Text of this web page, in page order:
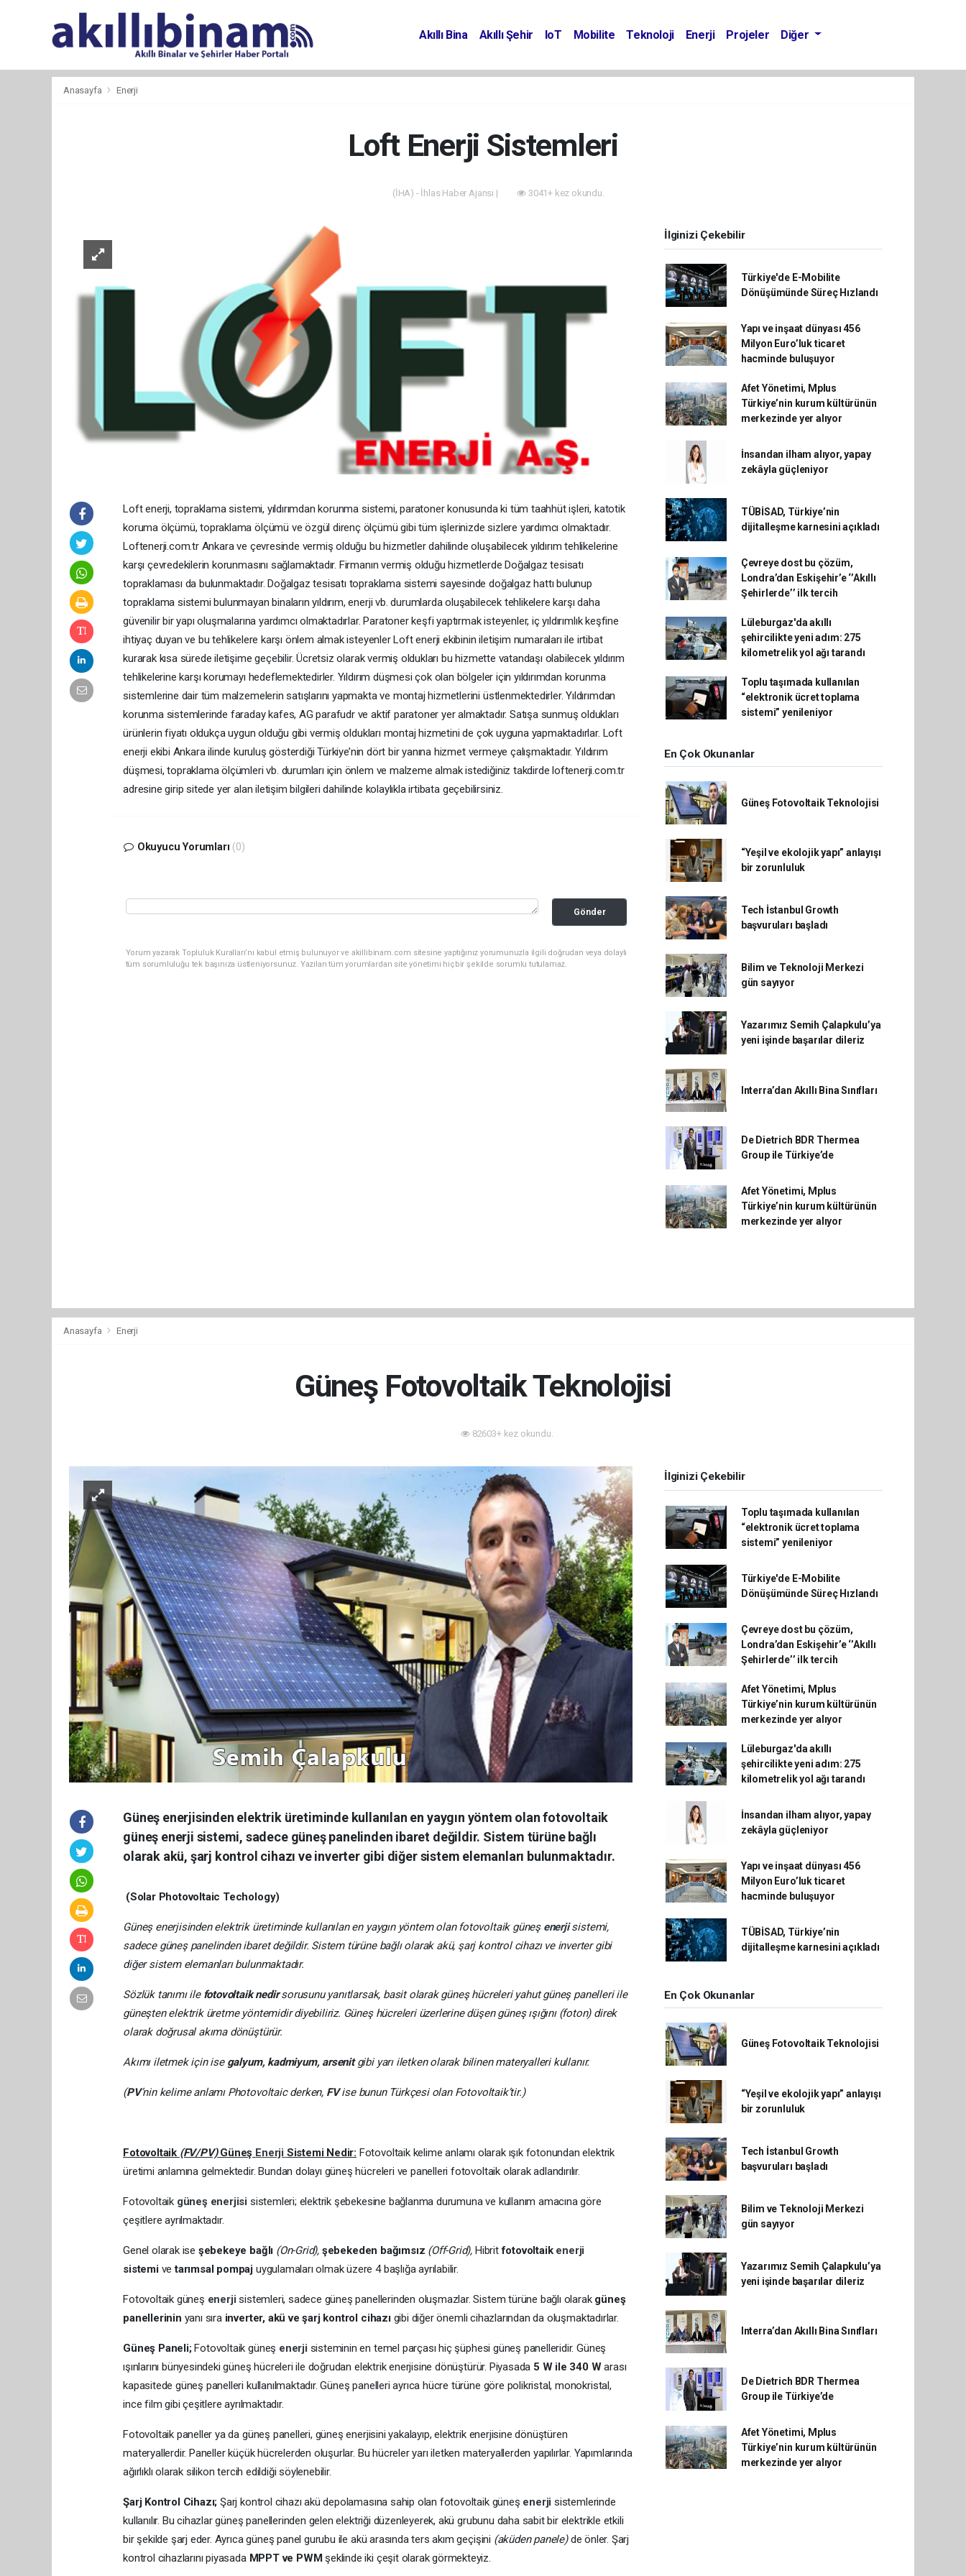
Akıllı Bina Akıllı Şehir IoT Mobilite Teknoloji Enerji Projeler Diğer
Anasayfa Enerji
Loft Enerji Sistemleri
(İHA) - İhlas Haber Ajansı | 3041+ kez okundu.
Loft enerji, topraklama sistemi, yıldırımdan korunma sistemi, paratoner konusunda ki tüm taahhüt işleri, katotik
koruma ölçümü, topraklama ölçümü ve özgül direnç ölçümü gibi tüm işlerinizde sizlere yardımcı olmaktadır.
Loftenerji.com.tr Ankara ve çevresinde vermiş olduğu bu hizmetler dahilinde oluşabilecek yıldırım tehlikelerine
karşı çevredekilerin korunmasını sağlamaktadır. Firmanın vermiş olduğu hizmetlerde Doğalgaz tesisatı
topraklaması da bulunmaktadır. Doğalgaz tesisatı topraklama sistemi sayesinde doğalgaz hattı bulunup
topraklama sistemi bulunmayan binaların yıldırım, enerji vb. durumlarda oluşabilecek tehlikelere karşı daha
güvenilir bir yapı oluşmalarına yardımcı olmaktadırlar. Paratoner keşfi yaptırmak isteyenler, iç yıldırımlık keşfine
ihtiyaç duyan ve bu tehlikelere karşı önlem almak isteyenler Loft enerji ekibinin iletişim numaraları ile irtibat
kurarak kısa sürede iletişime geçebilir. Ücretsiz olarak vermiş oldukları bu hizmette vatandaşı olabilecek yıldırım
tehlikelerine karşı korumayı hedeflemektedirler. Yıldırım düşmesi çok olan bölgeler için yıldırımdan korunma
sistemlerine dair tüm malzemelerin satışlarını yapmakta ve montaj hizmetlerini üstlenmektedirler. Yıldırımdan
korunma sistemlerinde faraday kafes, AG parafudr ve aktif paratoner yer almaktadır. Satışa sunmuş oldukları
ürünlerin fiyatı oldukça uygun olduğu gibi vermiş oldukları montaj hizmetini de çok uyguna yapmaktadırlar. Loft
enerji ekibi Ankara ilinde kuruluş gösterdiği Türkiye’nin dört bir yanına hizmet vermeye çalışmaktadır. Yıldırım
düşmesi, topraklama ölçümleri vb. durumları için önlem ve malzeme almak istediğiniz takdirde loftenerji.com.tr
adresine girip sitede yer alan iletişim bilgileri dahilinde kolaylıkla irtibata geçebilirsiniz.
Okuyucu Yorumları (0)
Gönder
Yorum yazarak Topluluk Kuralları’nı kabul etmiş bulunuyor ve akillibinam.com sitesine yaptığınız yorumunuzla ilgili doğrudan veya dolaylı
tüm sorumluluğu tek başınıza üstleniyorsunuz. Yazılan tüm yorumlardan site yönetimi hiçbir şekilde sorumlu tutulamaz.
İlginizi Çekebilir
Türkiye'de E-Mobilite
Dönüşümünde Süreç Hızlandı
Yapı ve inşaat dünyası 456
Milyon Euro’luk ticaret
hacminde buluşuyor
Afet Yönetimi, Mplus
Türkiye’nin kurum kültürünün
merkezinde yer alıyor
İnsandan ilham alıyor, yapay
zekâyla güçleniyor
TÜBİSAD, Türkiye’nin
dijitalleşme karnesini açıkladı
Çevreye dost bu çözüm,
Londra’dan Eskişehir’e ‘’Akıllı
Şehirlerde’’ ilk tercih
Lüleburgaz'da akıllı
şehircilikte yeni adım: 275
kilometrelik yol ağı tarandı
Toplu taşımada kullanılan
“elektronik ücret toplama
sistemi” yenileniyor
En Çok Okunanlar
Güneş Fotovoltaik Teknolojisi
“Yeşil ve ekolojik yapı” anlayışı
bir zorunluluk
Tech İstanbul Growth
başvuruları başladı
Bilim ve Teknoloji Merkezi
gün sayıyor
Yazarımız Semih Çalapkulu’ya
yeni işinde başarılar dileriz
Interra’dan Akıllı Bina Sınıfları
De Dietrich BDR Thermea
Group ile Türkiye’de
Afet Yönetimi, Mplus
Türkiye’nin kurum kültürünün
merkezinde yer alıyor
Anasayfa Enerji
Güneş Fotovoltaik Teknolojisi
82603+ kez okundu.
Güneş enerjisinden elektrik üretiminde kullanılan en yaygın yöntem olan fotovoltaik
güneş enerji sistemi, sadece güneş panelinden ibaret değildir. Sistem türüne bağlı
olarak akü, şarj kontrol cihazı ve inverter gibi diğer sistem elemanları bulunmaktadır.
(Solar Photovoltaic Techology)
Güneş enerjisinden elektrik üretiminde kullanılan en yaygın yöntem olan fotovoltaik güneş enerjisistemi,
sadece güneş panelinden ibaret değildir. Sistem türüne bağlı olarak akü, şarj kontrol cihazı ve inverter gibi
diğer sistem elemanları bulunmaktadır.
Sözlük tanımı ile fotovoltaik nedirsorusunu yanıtlarsak, basit olarak güneş hücreleri yahut güneş panelleri ile
güneşten elektrik üretme yöntemidir diyebiliriz. Güneş hücreleri üzerlerine düşen güneş ışığını (foton) direk
olarak doğrusal akıma dönüştürür.
Akımı iletmek için ise galyum, kadmiyum, arsenitgibi yarı iletken olarak bilinen materyalleri kullanır.
(PV’nin kelime anlamı Photovoltaic derken, FVise bunun Türkçesi olan Fotovoltaik’tir.)
Fotovoltaik (FV/PV)Güneş Enerji Sistemi Nedir: Fotovoltaik kelime anlamı olarak ışık fotonundan elektrik
üretimi anlamına gelmektedir. Bundan dolayı güneş hücreleri ve panelleri fotovoltaik olarak adlandırılır.
Fotovoltaik güneş enerjisi sistemleri; elektrik şebekesine bağlanma durumuna ve kullanım amacına göre
çeşitlere ayrılmaktadır.
Genel olarak ise şebekeye bağlı (On-Grid), şebekeden bağımsız (Off-Grid), Hibritfotovoltaik enerji
sistemivetarımsal pompaj uygulamaları olmak üzere 4 başlığa ayrılabilir.
Fotovoltaik güneş enerjisistemleri, sadece güneş panellerinden oluşmazlar. Sistem türüne bağlı olarak güneş
panellerinin yanı sıra inverter, akü ve şarj kontrol cihazıgibi diğer önemli cihazlarından da oluşmaktadırlar.
Güneş Paneli;Fotovoltaik güneş enerji sisteminin en temel parçası hiç şüphesi güneş panelleridir. Güneş
ışınlarını bünyesindeki güneş hücreleri ile doğrudan elektrik enerjisine dönüştürür. Piyasada 5 W ile 340 Warası
kapasitede güneş panelleri kullanılmaktadır. Güneş panelleri ayrıca hücre türüne göre polikristal, monokristal,
ince film gibi çeşitlere ayrılmaktadır.
Fotovoltaik paneller ya da güneş panelleri, güneş enerjisini yakalayıp, elektrik enerjisine dönüştüren
materyallerdir. Paneller küçük hücrelerden oluşurlar. Bu hücreler yarı iletken materyallerden yapılırlar. Yapımlarında
ağırlıklı olarak silikon tercih edildiği söylenebilir.
Şarj Kontrol Cihazı; Şarj kontrol cihazı akü depolamasına sahip olan fotovoltaik güneş enerjisistemlerinde
kullanılır. Bu cihazlar güneş panellerinden gelen elektriği düzenleyerek, akü grubunu daha sabit bir elektrikle etkili
bir şekilde şarj eder. Ayrıca güneş panel gurubu ile akü arasında ters akım geçişini (aküden panele)de önler. Şarj
kontrol cihazlarını piyasada MPPT ve PWM şeklinde iki çeşit olarak görmekteyiz.
İlginizi Çekebilir
Toplu taşımada kullanılan
“elektronik ücret toplama
sistemi” yenileniyor
Türkiye'de E-Mobilite
Dönüşümünde Süreç Hızlandı
Çevreye dost bu çözüm,
Londra’dan Eskişehir’e ‘’Akıllı
Şehirlerde’’ ilk tercih
Afet Yönetimi, Mplus
Türkiye’nin kurum kültürünün
merkezinde yer alıyor
Lüleburgaz'da akıllı
şehircilikte yeni adım: 275
kilometrelik yol ağı tarandı
İnsandan ilham alıyor, yapay
zekâyla güçleniyor
Yapı ve inşaat dünyası 456
Milyon Euro’luk ticaret
hacminde buluşuyor
TÜBİSAD, Türkiye’nin
dijitalleşme karnesini açıkladı
En Çok Okunanlar
Güneş Fotovoltaik Teknolojisi
“Yeşil ve ekolojik yapı” anlayışı
bir zorunluluk
Tech İstanbul Growth
başvuruları başladı
Bilim ve Teknoloji Merkezi
gün sayıyor
Yazarımız Semih Çalapkulu’ya
yeni işinde başarılar dileriz
Interra’dan Akıllı Bina Sınıfları
De Dietrich BDR Thermea
Group ile Türkiye’de
Afet Yönetimi, Mplus
Türkiye’nin kurum kültürünün
merkezinde yer alıyor